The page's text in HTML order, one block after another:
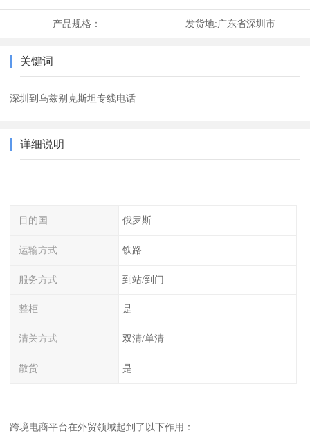
产品规格： 发货地:广东省深圳市
关键词
深圳到乌兹别克斯坦专线电话
详细说明
目的国 俄罗斯
运输方式 铁路
服务方式 到站/到门
整柜 是
清关方式 双清/单清
散货 是
跨境电商平台在外贸领域起到了以下作用：